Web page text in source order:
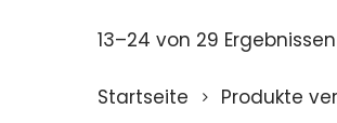
13–24 von 29
Startseite Produkte